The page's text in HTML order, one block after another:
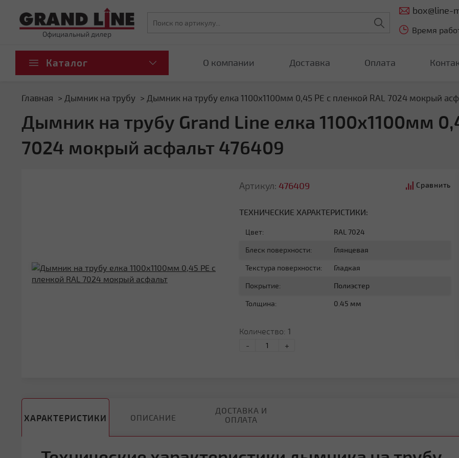
Официальный дилер
box@line-
Время
Каталог О компании Доставка Оплата
Главная Дымник на трубу Дымник на трубу елка 1100х1100мм 0,45 PE с пленкой RAL 7024 мокрый
Дымник на трубу Grand Line елка 1100х1100мм
7024 мокрый асфальт 476409
Артикул: 476409 Сравнить
ТЕХНИЧЕСКИЕ ХАРАКТЕРИСТИКИ:
Цвет: RAL 7024
Блеск поверхности: Глянцевая
Текстура поверхности: Гладкая
Покрытие: Полиэстер
Толщина: 0.45 мм
Количество: 1
-
+
ХАРАКТЕРИСТИКИ ОПИСАНИЕ
ДОСТАВКА И
ОПЛАТА